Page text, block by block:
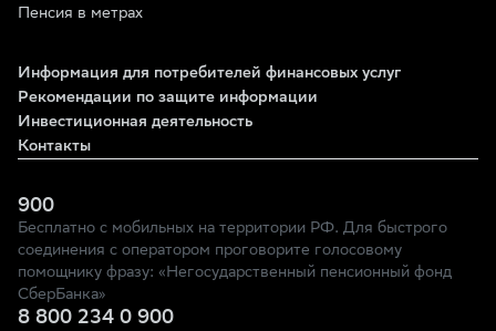
Пенсия в метрах
Информация для потребителей финансовых услуг
Рекомендации по защите информации
Инвестиционная деятельность
Контакты
900
Бесплатно с мобильных на территории РФ. Для быстрого
соединения с оператором проговорите голосовому
помощнику фразу: «Негосударственный пенсионный фонд
СберБанка»
8 800 234 0 900